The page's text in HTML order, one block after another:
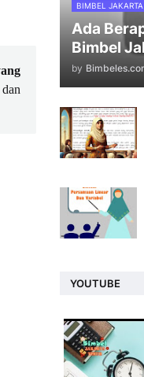
BIMBEL
Ada
Bimbel
by
YOUTUBE